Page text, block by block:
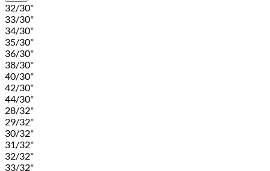
32/30"
33/30"
34/30"
35/30"
36/30"
38/30"
40/30"
42/30"
44/30"
28/32"
29/32"
30/32"
31/32"
32/32"
33/32"